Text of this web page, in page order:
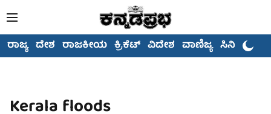
ರಾಜ್ಯ ದೇಶ ರಾಜಕೀಯ ಕ್ರಿಕೆಟ್ ವಿದೇಶ ವಾಣಿಜ್ಯ ಸಿನಿಮಾ
Kerala floods